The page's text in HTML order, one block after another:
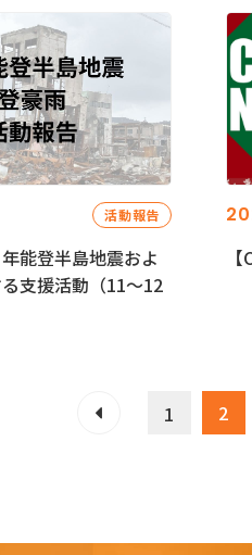
活動報告
能登半島地震およ
支援活動（11〜12
1 2